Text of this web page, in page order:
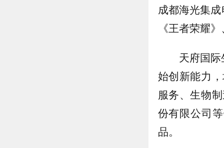
成都海光集
《王者荣耀
天府国
始创新能力
服务、生物
份有限公司
品。